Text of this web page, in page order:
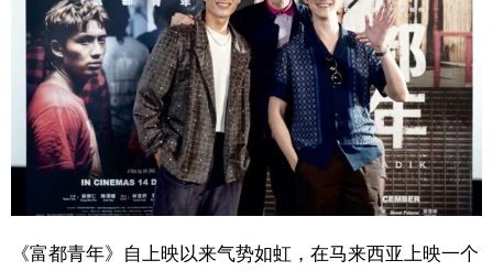
《富都青年》自上映以来气势如虹，在马来西亚上映一个